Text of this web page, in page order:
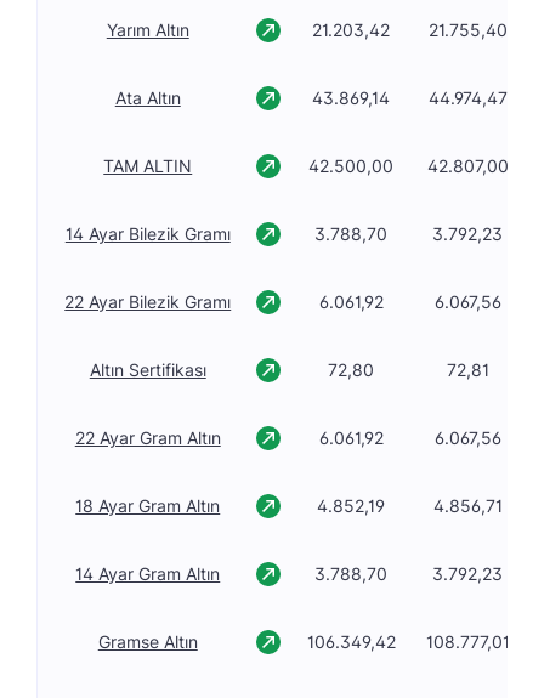
Yarım Altın 21.203,42 21.755,40
Ata Altın 43.869,14 44.974,47
TAM ALTIN 42.500,00 42.807,00
14 Ayar Bilezik Gramı 3.788,70 3.792,23
22 Ayar Bilezik Gramı 6.061,92 6.067,56
Altın Sertifikası 72,80 72,81
22 Ayar Gram Altın 6.061,92 6.067,56
18 Ayar Gram Altın 4.852,19 4.856,71
14 Ayar Gram Altın 3.788,70 3.792,23
Gramse Altın 106.349,42 108.777,01